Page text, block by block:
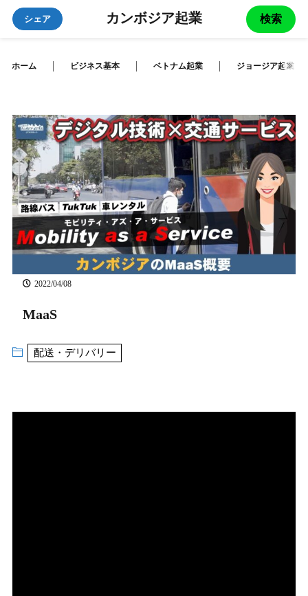
カンボジア起業
シェア 検索
ホーム ビジネス基本 ベトナム起業 ジョージア起業
2022/04/08
MaaS
配送・デリバリー